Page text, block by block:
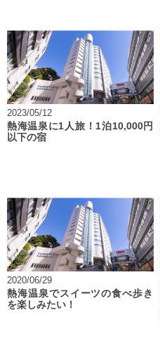
2023/05/12
熱海温泉に1人旅！1泊10,000円
以下の宿
2020/06/29
熱海温泉でスイーツの食べ歩き
を楽しみたい！